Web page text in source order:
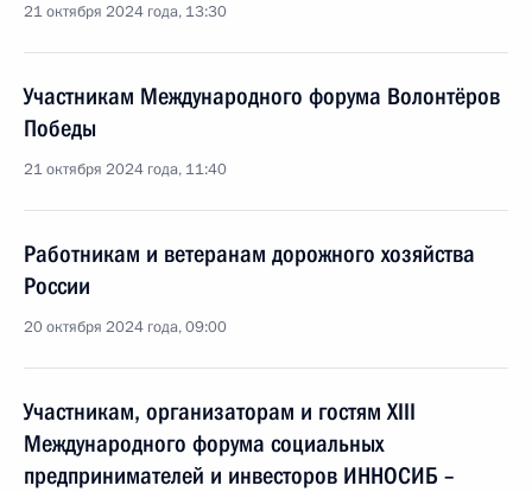
21 октября 2024 года, 13:30
Участникам Международного форума Волонтёров
Победы
21 октября 2024 года, 11:40
Работникам и ветеранам дорожного хозяйства
России
20 октября 2024 года, 09:00
Участникам, организаторам и гостям XIII
Международного форума социальных
предпринимателей и инвесторов ИННОСИБ –